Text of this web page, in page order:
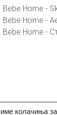
Bebe Home -
Bebe Home -
Bebe Home -
колачиња